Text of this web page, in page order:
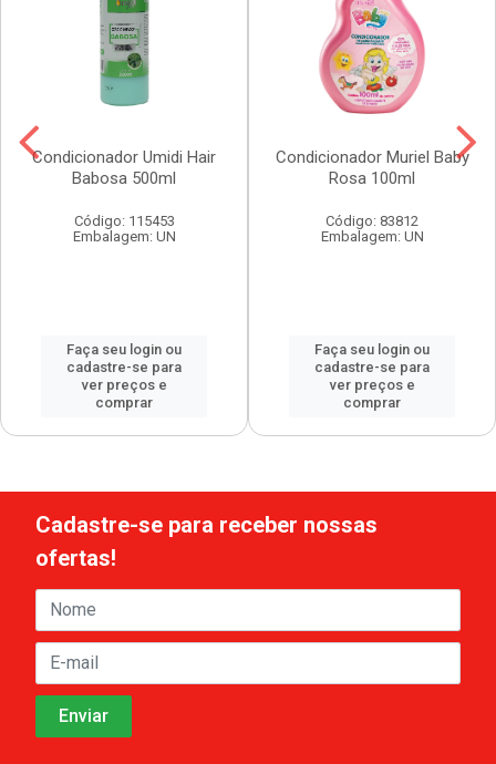
Condicionador Umidi Hair
Babosa 500ml
Código: 115453
Embalagem: UN
Faça seu login ou
cadastre-se para
ver preços e
comprar
Condicionador Muriel Baby
Rosa 100ml
Código: 83812
Embalagem: UN
Faça seu login ou
cadastre-se para
ver preços e
comprar
Cadastre-se para receber nossas
ofertas!